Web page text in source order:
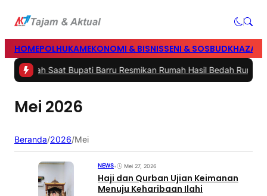
HOMEPOLHUKAMEKONOMI & BISNISSENI & SOSBUD
Pecah Saat Bupati Barru Resmikan Rumah Hasil Bedah Rumah
Mei 2026
Beranda/2026/Mei
NEWS• Mei 27, 2026
Haji dan Qurban Ujian Keimanan
Menuju Keharibaan Ilahi